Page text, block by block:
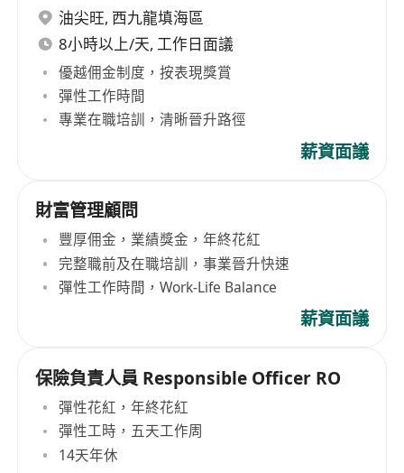
油尖旺, 西九龍填海區
8小時以上/天, 工作日面議
優越佣金制度，按表現獎賞
彈性工作時間
專業在職培訓，清晰晉升路徑
薪資面議
財富管理顧問
豐厚佣金，業績獎金，年終花紅
完整職前及在職培訓，事業晉升快速
彈性工作時間，Work-Life Balance
薪資面議
保險負責人員 Responsible Officer RO
彈性花紅，年終花紅
彈性工時，五天工作周
14天年休